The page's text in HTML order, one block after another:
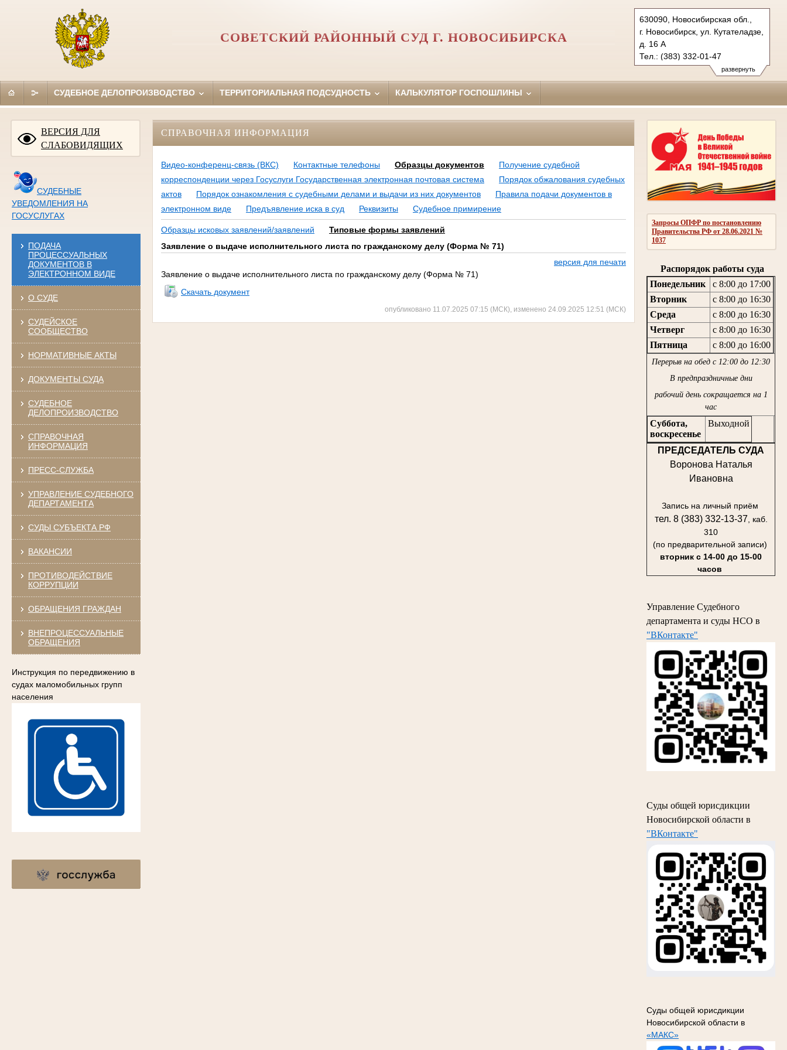
развернуть
630090, Новосибирская обл.,
г. Новосибирск, ул. Кутателадзе,
д. 16 А
Тел.: (383) 332-01-47
240-95-20 (общий отд.);332-13-
38, 316-58-87
СОВЕТСКИЙ РАЙОННЫЙ СУД Г. НОВОСИБИРСКА
СУДЕБНОЕ ДЕЛОПРОИЗВОДСТВО ТЕРРИТОРИАЛЬНАЯ ПОДСУДНОСТЬ КАЛЬКУЛЯТОР ГОСПОШЛИНЫ
ВЕРСИЯ ДЛЯ
СЛАБОВИДЯЩИХ
СУДЕБНЫЕ
УВЕДОМЛЕНИЯ НА
ГОСУСЛУГАХ
ПОДАЧА
ПРОЦЕССУАЛЬНЫХ
ДОКУМЕНТОВ В
ЭЛЕКТРОННОМ ВИДЕ
О СУДЕ
СУДЕЙСКОЕ
СООБЩЕСТВО
НОРМАТИВНЫЕ АКТЫ
ДОКУМЕНТЫ СУДА
СУДЕБНОЕ
ДЕЛОПРОИЗВОДСТВО
СПРАВОЧНАЯ
ИНФОРМАЦИЯ
ПРЕСС-СЛУЖБА
УПРАВЛЕНИЕ СУДЕБНОГО
ДЕПАРТАМЕНТА
СУДЫ СУБЪЕКТА РФ
ВАКАНСИИ
ПРОТИВОДЕЙСТВИЕ
КОРРУПЦИИ
ОБРАЩЕНИЯ ГРАЖДАН
ВНЕПРОЦЕССУАЛЬНЫЕ
ОБРАЩЕНИЯ
Инструкция по передвижению в
судах маломобильных групп
населения
Запросы ОПФР по постановлению
Правительства РФ от 28.06.2021 №
1037
Распорядок работы суда
Понедельник
с 8:00 до 17:00
Вторник
с 8:00 до 16:30
Среда
с 8:00 до 16:30
Четверг
с 8:00 до 16:30
Пятница
с 8:00 до 16:00
Перерыв на обед с 12:00 до 12:30
В предпраздничные дни
рабочий день сокращается на 1
час
Суббота,
воскресенье
Выходной
ПРЕДСЕДАТЕЛЬ СУДА
Воронова Наталья
Ивановна
Запись на личный приём
тел. 8 (383) 332-13-37 , каб.
310
(по предварительной записи)
вторник с 14-00 до 15-00
часов
Управление Судебного
департамента и суды НСО в
"ВКонтакте"
Суды общей юрисдикции
Новосибирской области в
"ВКонтакте"
Суды общей юрисдикции
Новосибирской области в
«МАКС»
СПРАВОЧНАЯ ИНФОРМАЦИЯ
Видео-конференц-связь (ВКС) Контактные телефоны Образцы документов
Получение судебной
корреспонденции через Госуслуги Государственная электронная почтовая система
Порядок обжалования судебных
актов
Порядок ознакомления с судебными делами и выдачи из них документов
Правила подачи документов в
электронном виде
Предъявление иска в суд Реквизиты Судебное примирение
Образцы исковых заявлений/заявлений
Типовые формы заявлений
Заявление о выдаче исполнительного листа по гражданскому делу (Форма № 71)
версия для печати
Заявление о выдаче исполнительного листа по гражданскому делу (Форма № 71)
Скачать документ
опубликовано 11.07.2025 07:15 (МСК), изменено 24.09.2025 12:51 (МСК)